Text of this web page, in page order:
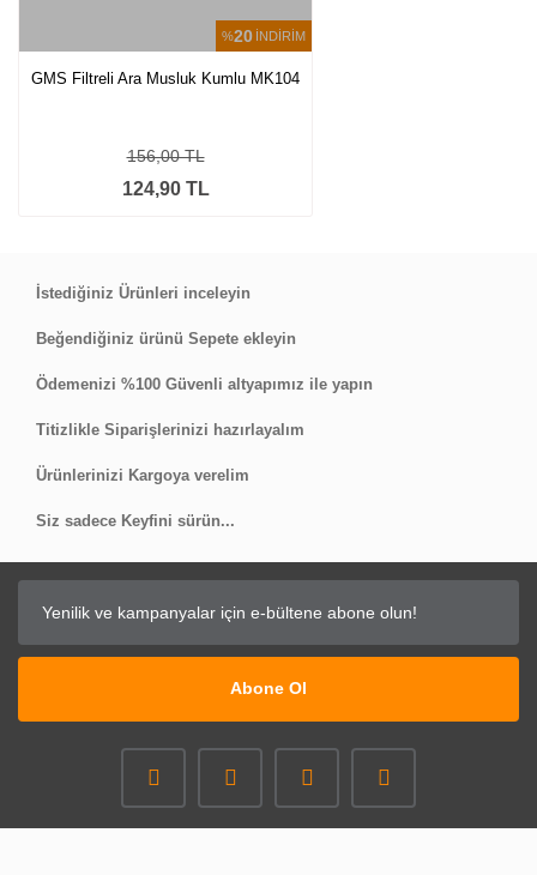
%20 İNDİRİM
GMS Filtreli Ara Musluk Kumlu MK104
124,90 TL
156,00 TL
İstediğiniz Ürünleri inceleyin
Beğendiğiniz ürünü Sepete ekleyin
Ödemenizi %100 Güvenli altyapımız ile yapın
Titizlikle Siparişlerinizi hazırlayalım
Ürünlerinizi Kargoya verelim
Siz sadece Keyfini sürün...
Abone Ol